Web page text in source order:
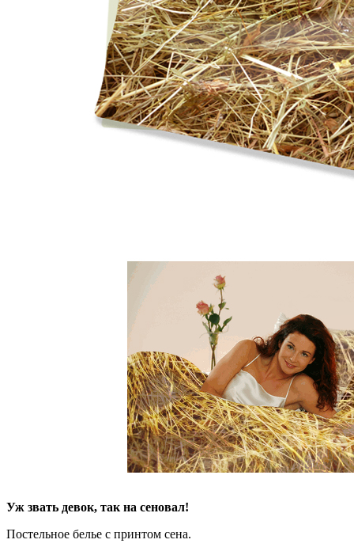
Уж звать девок, так на сеновал!
Постельное белье с принтом сена.